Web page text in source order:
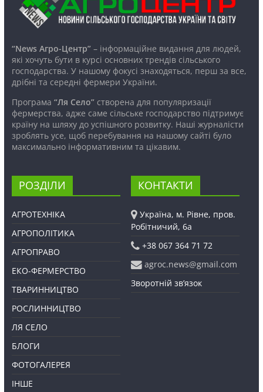
“News Агро-Центр”– інформаційне видання для людей,
які хочуть бути в курсі основних трендів сільського
господарства. У нашому фокусі знаходяться, перш за все,
дрібні та середні фермери України.
Програма “Ля Село”створена для популяризації
фермерства, адже саме сільське господарство підтримує
країну на шляху до успішного розвитку. Наші журналісти
зроблять усе, щоб перебування на нашому сайті було
максимально інформативним та цікавим.
РОЗДІЛИ
АГРОТЕХНІКА
АГРОПОЛІТИКА
АГРОПРАВО
ЕКО-ФЕРМЕРСТВО
ТВАРИННИЦТВО
РОСЛИННИЦТВО
ЛЯ СЕЛО
БЛОГИ
ФОТОГАЛЕРЕЯ
ІНШЕ
КОНТАКТИ
Україна, м. Рівне, пров.
Робітничий, 6а
+38 067 364 71 72
agroc.news@gmail.com
Зворотній зв’язок